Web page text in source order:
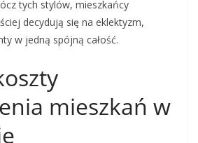
tych stylów, mieszkańcy
decydują się na eklektyzm,
w jedną spójną całość.
mieszkań w